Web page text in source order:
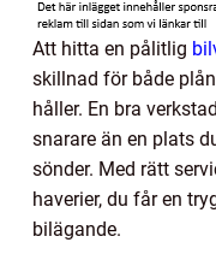
Att hitta en pålitlig
skillnad för både
håller. En bra
snarare än en plats
sönder. Med rätt
haverier, du får en
bilägande.